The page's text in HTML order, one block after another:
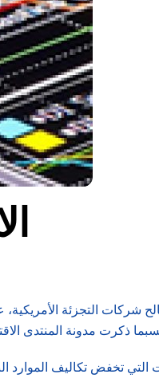
التجزئة الأمريكية،
ذكرت مدونة المنتدى
التي تخفض تكاليف الموارد